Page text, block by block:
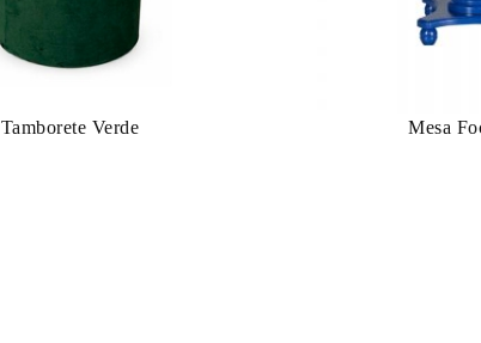
Tamborete Verde Mesa